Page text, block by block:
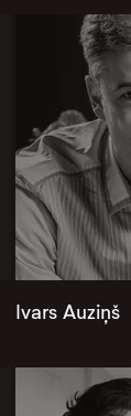
Ivars Auziņš